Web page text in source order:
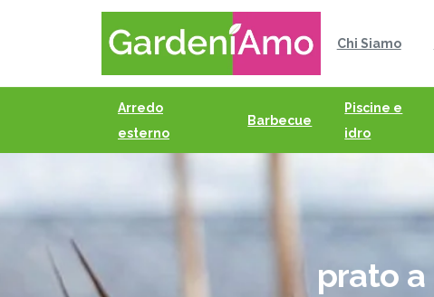
Chi Siamo
Arredo
esterno
Barbecue
Piscine e
idro
prato a